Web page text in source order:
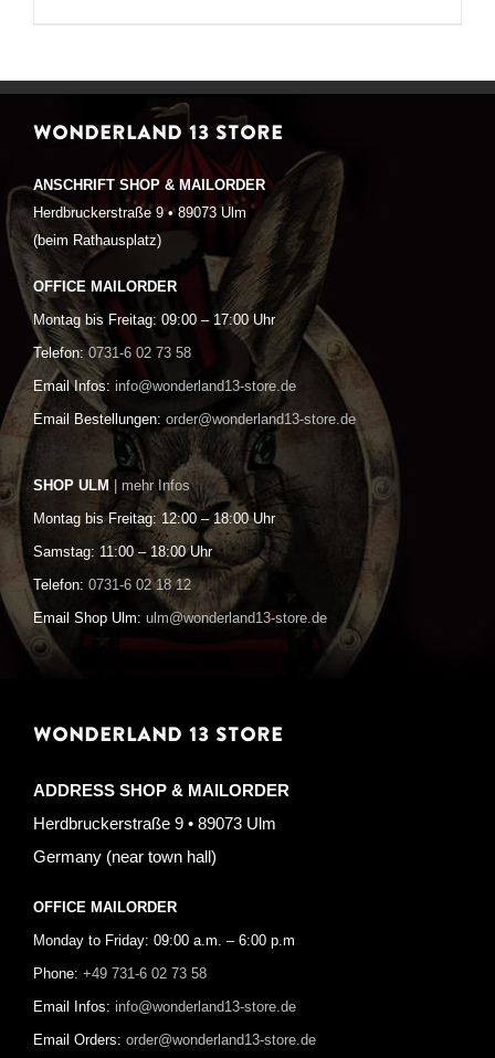
WONDERLAND 13 STORE
ANSCHRIFT SHOP & MAILORDER
Herdbruckerstraße 9 • 89073 Ulm
(beim Rathausplatz)
OFFICE MAILORDER
Montag bis Freitag: 09:00 – 17:00 Uhr
Telefon: 0731-6 02 73 58
Email Infos: info@wonderland13-store.de
Email Bestellungen: order@wonderland13-store.de
SHOP ULM | mehr Infos
Montag bis Freitag: 12:00 – 18:00 Uhr
Samstag: 11:00 – 18:00 Uhr
Telefon: 0731-6 02 18 12
Email Shop Ulm: ulm@wonderland13-store.de
WONDERLAND 13 STORE
ADDRESS SHOP & MAILORDER
Herdbruckerstraße 9 • 89073 Ulm
Germany (near town hall)
OFFICE MAILORDER
Monday to Friday: 09:00 a.m. – 6:00 p.m
Phone: +49 731-6 02 73 58
Email Infos: info@wonderland13-store.de
Email Orders: order@wonderland13-store.de